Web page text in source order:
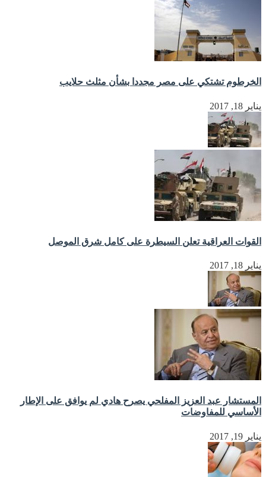
الخرطوم تشتكي على مصر مجددا بشأن مثلث حلايب
يناير 18, 2017
القوات العراقية تعلن السيطرة على كامل شرق الموصل
يناير 18, 2017
المستشار عبد العزيز المفلحي يصرح هادي لم يوافق على الإطار
الأساسي للمفاوضات
يناير 19, 2017